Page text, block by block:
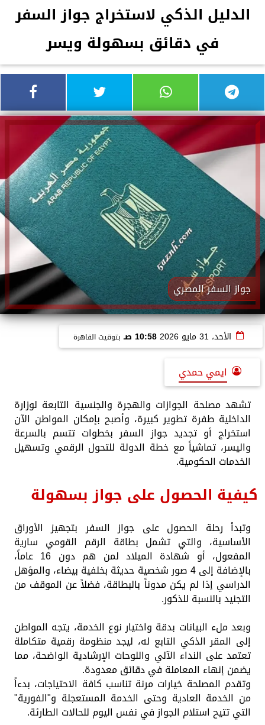
الدليل الذكي لاستخراج جواز السفر
في دقائق بسهولة ويسر
جواز السفر المصري
الأحد، 31 مايو 2026 10:58 صـ بتوقيت القاهرة
ايمي حمدي
تشهد مصلحة الجوازات والهجرة والجنسية التابعة لوزارة
الداخلية طفرة تطوير كبيرة، وأصبح بإمكان المواطن الآن
استخراج أو تجديد جواز السفر بخطوات تتسم بالسرعة
واليسر، تماشياً مع خطة الدولة للتحول الرقمي وتسهيل
الخدمات الحكومية.
كيفية الحصول على جواز بسهولة
وتبدأ رحلة الحصول على جواز السفر بتجهيز الأوراق
الأساسية، والتي تشمل بطاقة الرقم القومي سارية
المفعول، أو شهادة الميلاد لمن هم دون 16 عاماً،
بالإضافة إلى 4 صور شخصية حديثة بخلفية بيضاء، والمؤهل
الدراسي إذا لم يكن مدوناً بالبطاقة، فضلاً عن الموقف من
التجنيد بالنسبة للذكور.
وبعد ملء البيانات بدقة واختيار نوع الخدمة، يتجه المواطن
إلى المقر الذكي التابع له، ليجد منظومة رقمية متكاملة
تعتمد على النداء الآلي واللوحات الإرشادية الواضحة، مما
يضمن إنهاء المعاملة في دقائق معدودة.
وتقدم المصلحة خيارات مرنة تناسب كافة الاحتياجات، بدءاً
من الخدمة العادية وحتى الخدمة المستعجلة و"الفورية"
التي تتيح استلام الجواز في نفس اليوم للحالات الطارئة.